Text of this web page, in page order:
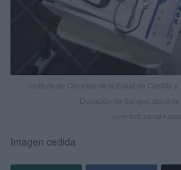
Instituto de Ciencias de la Salud de Castilla
Donación de Sangre;
Imagen cedida